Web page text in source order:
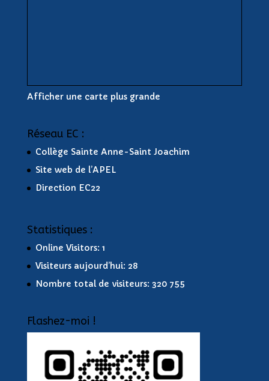
Afficher une carte plus grande
Réseau EC :
Collège Sainte Anne-Saint Joachim
Site web de l’APEL
Direction EC22
Statistiques :
Online Visitors: 1
Visiteurs aujourd’hui: 28
Nombre total de visiteurs: 320 755
Flashez-moi !